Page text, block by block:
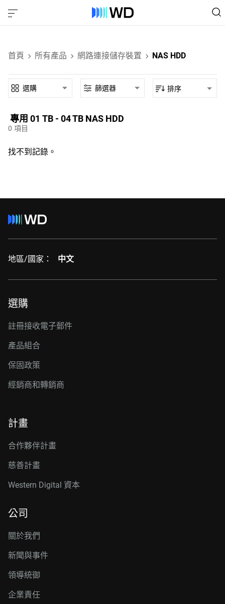
首頁 所有產品 網路連接儲存裝置 NAS HDD
專用‎ 01 TB - 04 TB‎ NAS HDD‎
0 項目
選購 篩選器 排序
找不到記錄。
地區/國家： 中文
選購
註冊接收電子郵件
產品組合
保固政策
經銷商和轉銷商
計畫
合作夥伴計畫
慈善計畫
Western Digital 資本
公司
關於我們
新聞與事件
領導統御
企業責任